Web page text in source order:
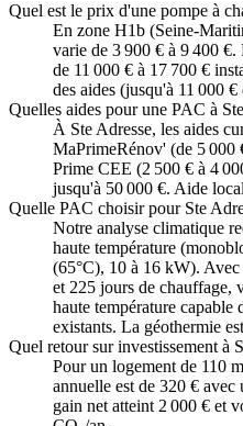
Quel est le prix d'une pompe à
En zone H1b (Seine-
varie de 3 900 € à 9 400
de 11 000 € à 17 700 €
des aides (jusqu'à 11 000
Quelles aides pour une PAC à
À Ste Adresse, les aides
MaPrimeRénov' (de 5 000
Prime CEE (2 500 € à 4
jusqu'à 50 000 €. Aide
Quelle PAC choisir pour Ste
Notre analyse climatique
haute température
(65°C), 10 à 16 kW). Avec
et 225 jours de chauffage,
haute température capable
existants. La géothermie
Quel retour sur investissement à
Pour un logement de 110
annuelle est de 320 €
gain net atteint 2 000 € et